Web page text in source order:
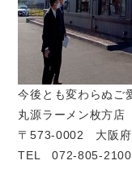
今後とも変わらぬご
丸源ラーメン枚方店
〒573-0002 大阪府
TEL 072-805-2100